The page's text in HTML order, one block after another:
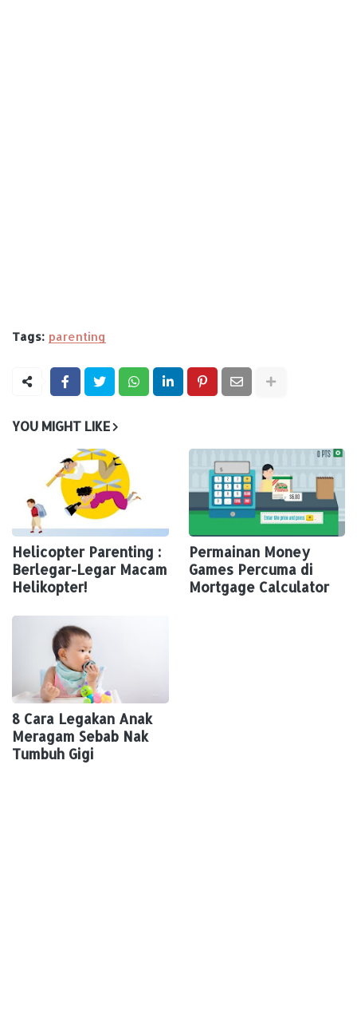
Tags: parenting
YOU MIGHT LIKE
Helicopter Parenting :
Berlegar-Legar Macam
Helikopter!
Permainan Money
Games Percuma di
Mortgage Calculator
8 Cara Legakan Anak
Meragam Sebab Nak
Tumbuh Gigi